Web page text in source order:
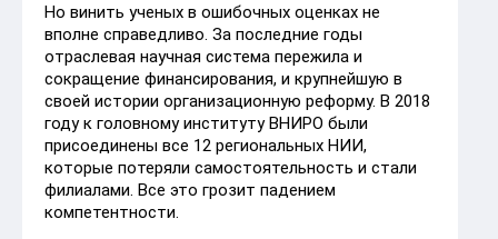
Но винить ученых в ошибочных оценках не
вполне справедливо. За последние годы
отраслевая научная система пережила и
сокращение финансирования, и крупнейшую в
своей истории организационную реформу. В 2018
году к головному институту ВНИРО были
присоединены все 12 региональных НИИ,
которые потеряли самостоятельность и стали
филиалами. Все это грозит падением
компетентности.